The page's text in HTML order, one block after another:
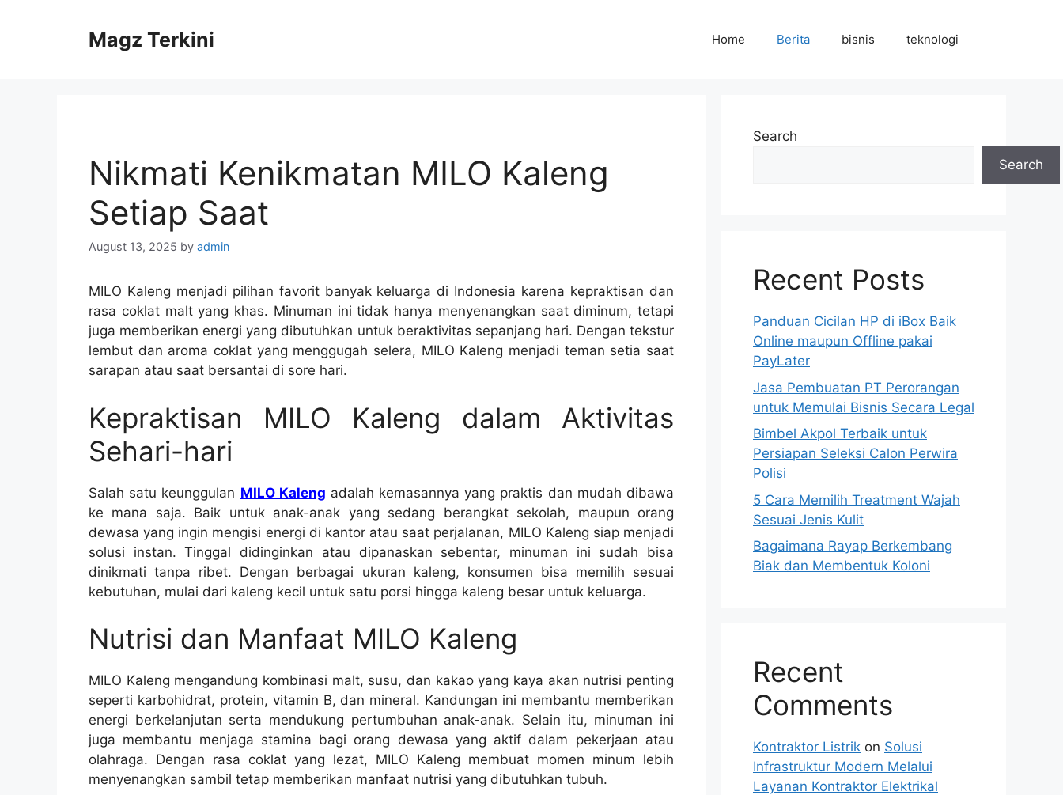
Magz Terkini Home Berita bisnis teknologi
Nikmati Kenikmatan MILO Kaleng
Setiap Saat
August 13, 2025 by admin
MILO Kaleng menjadi pilihan favorit banyak keluarga di Indonesia karena kepraktisan dan
rasa coklat malt yang khas. Minuman ini tidak hanya menyenangkan saat diminum, tetapi
juga memberikan energi yang dibutuhkan untuk beraktivitas sepanjang hari. Dengan tekstur
lembut dan aroma coklat yang menggugah selera, MILO Kaleng menjadi teman setia saat
sarapan atau saat bersantai di sore hari.
Kepraktisan MILO Kaleng dalam Aktivitas
Sehari-hari
Salah satu keunggulan MILO Kaleng adalah kemasannya yang praktis dan mudah dibawa
ke mana saja. Baik untuk anak-anak yang sedang berangkat sekolah, maupun orang
dewasa yang ingin mengisi energi di kantor atau saat perjalanan, MILO Kaleng siap menjadi
solusi instan. Tinggal didinginkan atau dipanaskan sebentar, minuman ini sudah bisa
dinikmati tanpa ribet. Dengan berbagai ukuran kaleng, konsumen bisa memilih sesuai
kebutuhan, mulai dari kaleng kecil untuk satu porsi hingga kaleng besar untuk keluarga.
Nutrisi dan Manfaat MILO Kaleng
MILO Kaleng mengandung kombinasi malt, susu, dan kakao yang kaya akan nutrisi penting
seperti karbohidrat, protein, vitamin B, dan mineral. Kandungan ini membantu memberikan
energi berkelanjutan serta mendukung pertumbuhan anak-anak. Selain itu, minuman ini
juga membantu menjaga stamina bagi orang dewasa yang aktif dalam pekerjaan atau
olahraga. Dengan rasa coklat yang lezat, MILO Kaleng membuat momen minum lebih
menyenangkan sambil tetap memberikan manfaat nutrisi yang dibutuhkan tubuh.
Search
Search
Recent Posts
Panduan Cicilan HP di iBox Baik
Online maupun Offline pakai
PayLater
Jasa Pembuatan PT Perorangan
untuk Memulai Bisnis Secara Legal
Bimbel Akpol Terbaik untuk
Persiapan Seleksi Calon Perwira
Polisi
5 Cara Memilih Treatment Wajah
Sesuai Jenis Kulit
Bagaimana Rayap Berkembang
Biak dan Membentuk Koloni
Recent
Comments
Kontraktor Listrik on Solusi
Infrastruktur Modern Melalui
Layanan Kontraktor Elektrikal